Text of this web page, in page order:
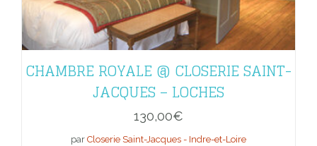
CHAMBRE ROYALE @ CLOSERIE SAINT-
JACQUES – LOCHES
130,00€
par Closerie Saint-Jacques - Indre-et-Loire